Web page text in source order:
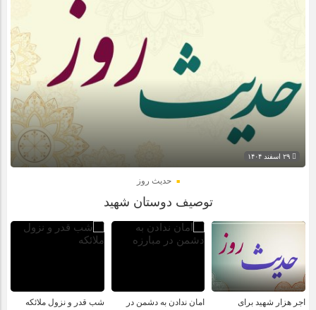
حدیث روز
توصیف دوستان شهید
اجر هزار شهید برای
امان ندادن به دشمن در
شب قدر و نزول ملائکه